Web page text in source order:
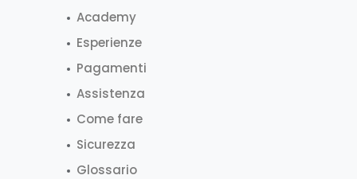
Academy
Esperienze
Pagamenti
Assistenza
Come fare
Sicurezza
Glossario